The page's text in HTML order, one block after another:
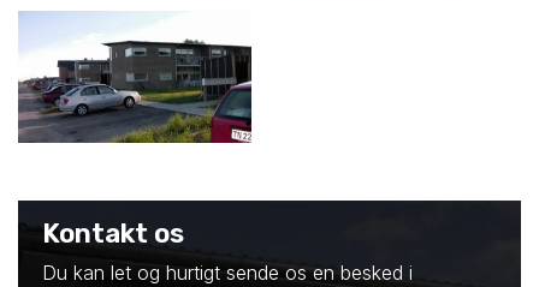
Kontakt os
Du kan let og hurtigt sende os en besked i